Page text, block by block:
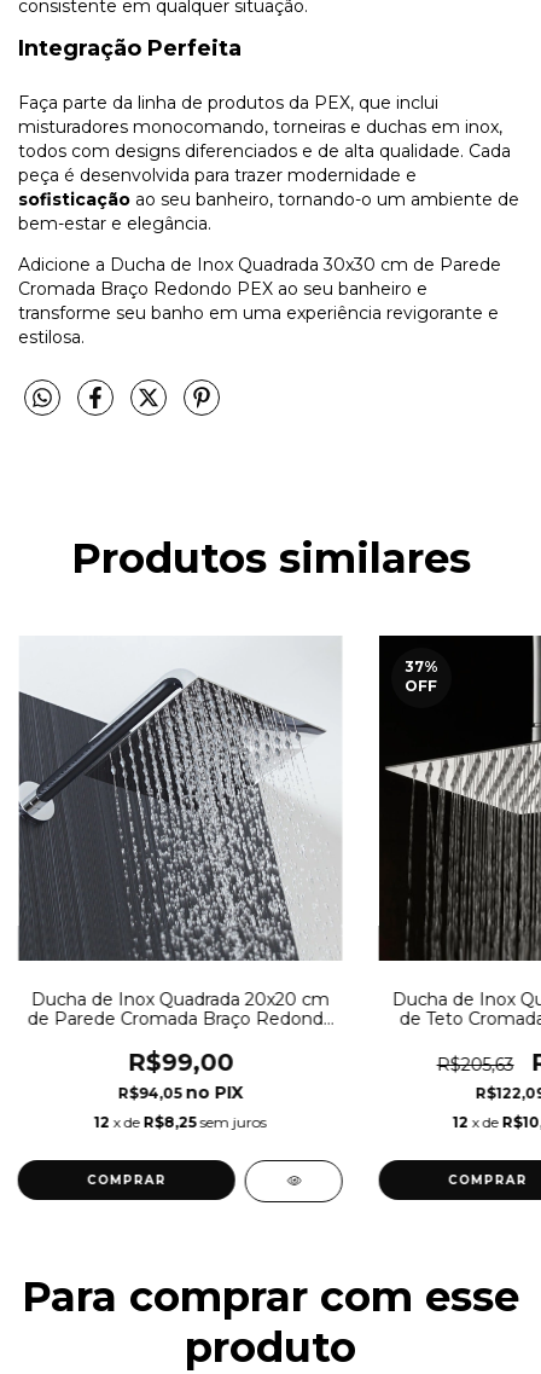
consistente em qualquer situação.
Integração Perfeita
Faça parte da linha de produtos da PEX, que inclui
misturadores monocomando, torneiras e duchas em inox,
todos com designs diferenciados e de alta qualidade. Cada
peça é desenvolvida para trazer modernidade e
sofisticação ao seu banheiro, tornando-o um ambiente de
bem-estar e elegância.
Adicione a Ducha de Inox Quadrada 30x30 cm de Parede
Cromada Braço Redondo PEX ao seu banheiro e
transforme seu banho em uma experiência revigorante e
estilosa.
Produtos similares
Ducha de Inox Quadrada 20x20 cm
de Parede Cromada Braço Redondo
R$99,00
R$94,05
12 x de R$8,25 sem juros
37%
OFF
Ducha de Inox
de Teto
R$205,63
12 x de
Para comprar com esse
produto